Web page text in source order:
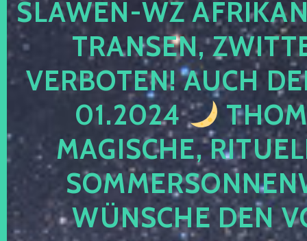
SLAWEN-WZ
TRANSEN,
VERBOTEN! AUCH
01.2024
MAGISCHE,
WÜNSCHE DEN